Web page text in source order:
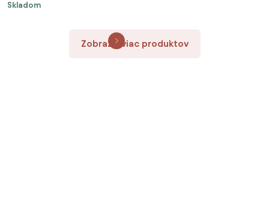
Skladom
Zobraziť viac produktov